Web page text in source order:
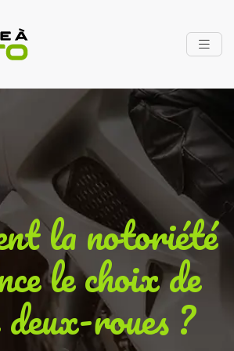
la notoriété
le choix de
roues ?